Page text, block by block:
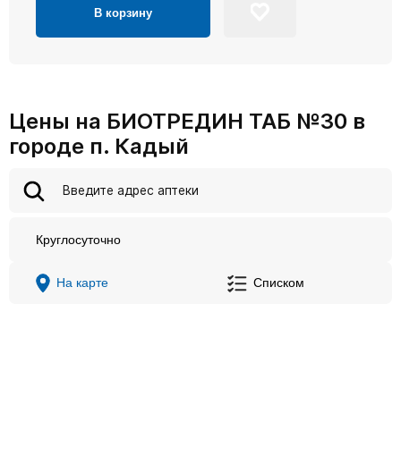
В корзину
Цены на БИОТРЕДИН ТАБ №30 в
городе п. Кадый
Круглосуточно
На карте Списком